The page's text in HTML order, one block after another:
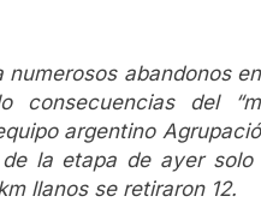
abandonos
consecuencias del
argentino
la etapa de ayer
llanos se retiraron 12.